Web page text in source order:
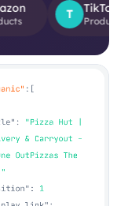
T TikTok
Product Views